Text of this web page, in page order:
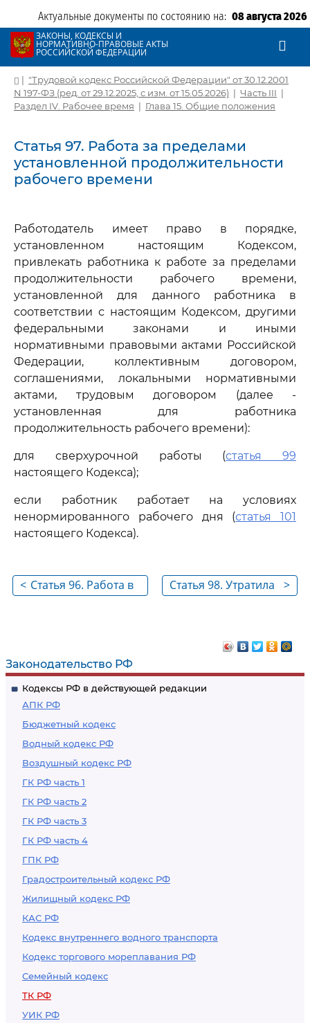
Актуальные документы по состоянию на: 08 августа 2026
ЗАКОНЫ, КОДЕКСЫ И
НОРМАТИВНО-ПРАВОВЫЕ АКТЫ
РОССИЙСКОЙ ФЕДЕРАЦИИ
Законодательство РФ
Кодексы РФ в действующей редакции
АПК РФ
Бюджетный кодекс
Водный кодекс РФ
Воздушный кодекс РФ
ГК РФ часть 1
ГК РФ часть 2
ГК РФ часть 3
ГК РФ часть 4
ГПК РФ
Градостроительный кодекс РФ
Жилищный кодекс РФ
КАС РФ
Кодекс внутреннего водного транспорта
Кодекс торгового мореплавания РФ
Семейный кодекс
ТК РФ
УИК РФ
| "Трудовой кодекс Российской Федерации" от 30.12.2001
N 197-ФЗ (ред. от 29.12.2025, с изм. от 15.05.2026) | Часть III |
Раздел IV. Рабочее время | Глава 15. Общие положения
Статья 97. Работа за пределами
установленной продолжительности
рабочего времени
Работодатель имеет право в порядке,
установленном настоящим Кодексом,
привлекать работника к работе за пределами
продолжительности рабочего времени,
установленной для данного работника в
соответствии с настоящим Кодексом, другими
федеральными законами и иными
нормативными правовыми актами Российской
Федерации, коллективным договором,
соглашениями, локальными нормативными
актами, трудовым договором (далее -
установленная для работника
продолжительность рабочего времени):
для сверхурочной работы (статья 99
настоящего Кодекса);
если работник работает на условиях
ненормированного рабочего дня (статья 101
настоящего Кодекса).
< Статья 96. Работа в
>
Статья 98. Утратила